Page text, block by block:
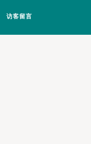
访客留言